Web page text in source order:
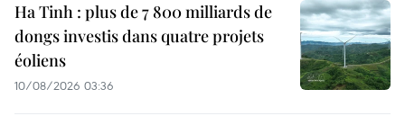
Ha Tinh : plus de 7 800 milliards de
dongs investis dans quatre projets
éoliens
10/08/2026 03:36